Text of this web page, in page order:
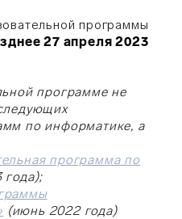
программы
27 апреля 2023
программе не
по информатике, а
программа по
(июнь 2022 года)